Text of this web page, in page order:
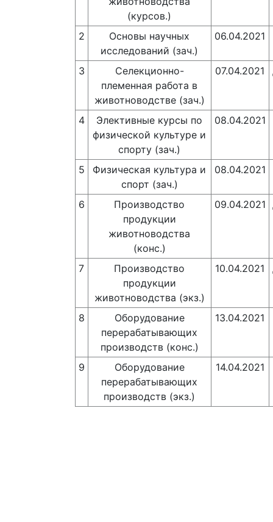
(курсов.)
2
Основы научных
исследований (зач.)
06.04.2021
3
Селекционно-
племенная работа в
животноводстве (зач.)
07.04.2021
4
Элективные курсы по
физической культуре и
спорту (зач.)
08.04.2021
5
Физическая культура и
спорт (зач.)
08.04.2021
6
Производство
продукции
животноводства
(конс.)
09.04.2021
7
Производство
продукции
животноводства (экз.)
10.04.2021
8
Оборудование
перерабатывающих
производств (конс.)
13.04.2021
9
Оборудование
перерабатывающих
производств (экз.)
14.04.2021